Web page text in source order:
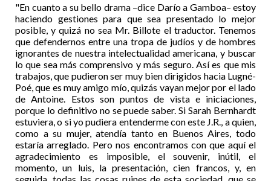
"En cuanto a su bello drama –dice Darío a Gamboa– estoy
haciendo gestiones para que sea presentado lo mejor
posible, y quizá no sea Mr. Billote el traductor. Tenemos
que defendernos entre una tropa de judíos y de hombres
ignorantes de nuestra intelectualidad americana, y buscar
lo que sea más comprensivo y más seguro. Así es que mis
trabajos, que pudieron ser muy bien dirigidos hacia Lugné-
Poé, que es muy amigo mío, quizás vayan mejor por el lado
de Antoine. Estos son puntos de vista e iniciaciones,
porque lo definitivo no se puede saber. Si Sarah Bernhardt
estuviera, o si yo pudiera entenderme con este J.R., a quien,
como a su mujer, atendía tanto en Buenos Aires, todo
estaría arreglado. Pero nos encontramos con que aquí el
agradecimiento es imposible, el souvenir, inútil, el
momento, un luis, la presentación, cien francos, y, en
seguida, todas las cosas ruines de esta sociedad, que se